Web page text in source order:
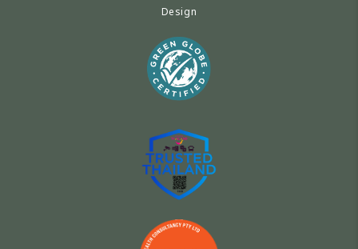
Design